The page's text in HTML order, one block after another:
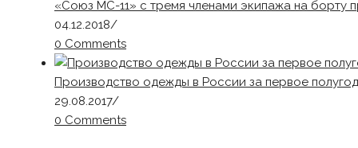
«Союз МС-11» с тремя членами экипажа на борту
04.12.2018/
0 Comments
Производство одежды в России за первое
29.08.2017/
0 Comments